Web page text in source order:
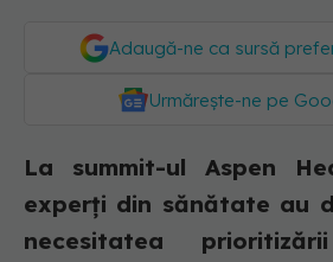
Adaugă-ne ca sursă
Urmărește-ne pe
La summit-ul Aspen
experți din sănătate au
necesitatea